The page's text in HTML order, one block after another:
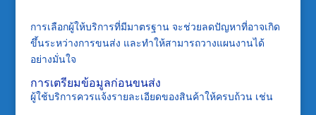
การเลือกผู้ให้บริการที่มีมาตรฐาน จะช่วยลดปัญหาที่อาจเกิด
ขึ้นระหว่างการขนส่ง และทำให้สามารถวางแผนงานได้
อย่างมั่นใจ
การเตรียมข้อมูลก่อนขนส่ง
ผู้ใช้บริการควรแจ้งรายละเอียดของสินค้าให้ครบถ้วน เช่น